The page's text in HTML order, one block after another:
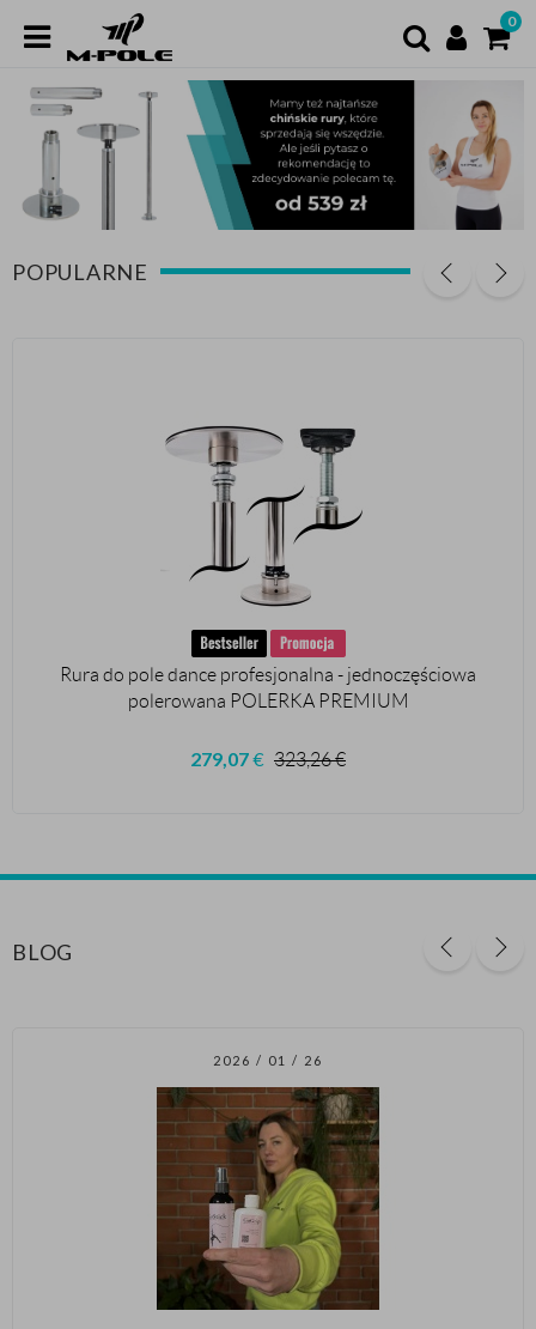
0
POPULARNE
Rura do pole dance profesjonalna - jednoczęściowa
polerowana POLERKA PREMIUM
279,07€ 323,26€
BLOG
2026 / 01 / 26